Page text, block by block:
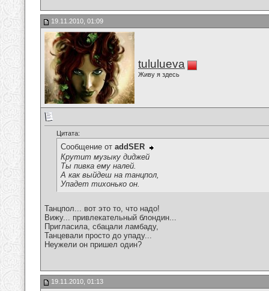
19.11.2010, 01:09
tululueva
Живу я здесь
Цитата:
Сообщение от addSER
Крутит музыку диджей
Ты пивка ему налей.
А как выйдеш на танцпол,
Упадет тихонько он.
Танцпол... вот это то, что надо!
Вижу... привлекательный блондин...
Пригласила, сбацали ламбаду,
Танцевали просто до упаду...
Неужели он пришел один?
19.11.2010, 01:13